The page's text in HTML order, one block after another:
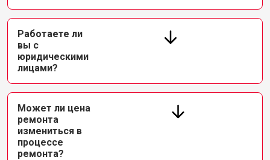
Работаете ли
вы с
юридическими
лицами?
Может ли цена
ремонта
измениться в
процессе
ремонта?